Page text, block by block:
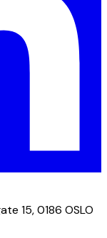
15, 0186 OSLO